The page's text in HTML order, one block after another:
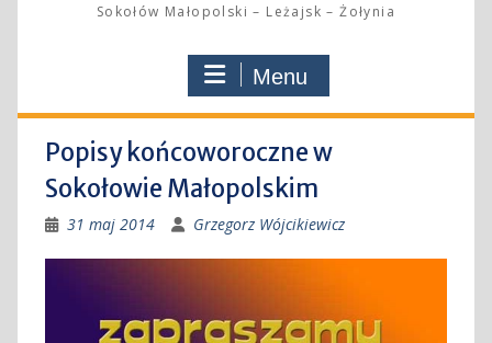
Sokołów Małopolski – Leżajsk – Żołynia
Menu
Popisy końcoworoczne w
Sokołowie Małopolskim
31 maj 2014 Grzegorz Wójcikiewicz